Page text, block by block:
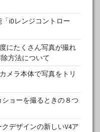
iDレンジコントロー
にたくさん写真が撮れ
方法について
メラ本体で写真をトリ
ョーを撮るときの８つ
デザインの新しいV4ア